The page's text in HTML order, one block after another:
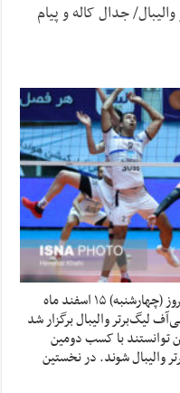
جدال کاله و پیام
به گزارش کسب و کار نیوز، از ساعت ۱۶ امروز (چهارشنبه) ۱۵ اسفند ماه
لیگ‌برتر والیبال برگزار شد
توانستند با کسب دومین
والیبال شوند. در نخستین